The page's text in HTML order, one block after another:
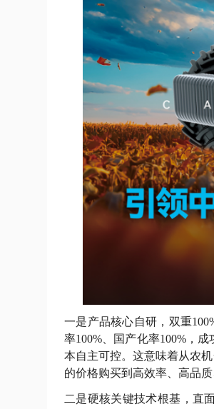
一是产品核心自研，双重
率100%、国产化率100%，
本自主可控。这意味着从农
的价格购买到高效率、高品质
二是硬核关键技术根基，直